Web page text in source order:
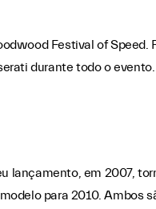
Festival of Speed.
durante todo o evento.
lançamento, em 2007,
para 2010. Ambos